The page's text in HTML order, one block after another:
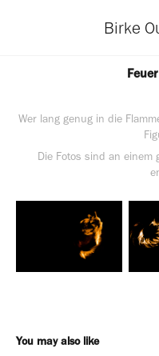
Birke
Wer lang genug in die
Die Fotos sind an einem
You may also like